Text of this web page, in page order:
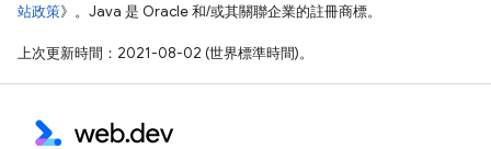
站政策》。Java 是 Oracle 和/或其關聯企業的註冊商標。
上次更新時間：2021-08-02 (世界標準時間)。